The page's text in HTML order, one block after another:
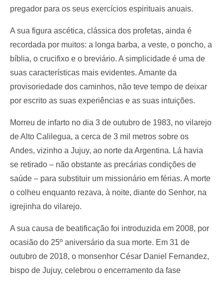
pregador para os seus exercícios espirituais anuais.
A sua figura ascética, clássica dos profetas, ainda é
recordada por muitos: a longa barba, a veste, o poncho, a
bíblia, o crucifixo e o breviário. A simplicidade é uma de
suas características mais evidentes. Amante da
provisoriedade dos caminhos, não teve tempo de deixar
por escrito as suas experiências e as suas intuições.
Morreu de infarto no dia 3 de outubro de 1983, no vilarejo
de Alto Calilegua, a cerca de 3 mil metros sobre os
Andes, vizinho a Jujuy, ao norte da Argentina. Lá havia
se retirado – não obstante as precárias condições de
saúde – para substituir um missionário em férias. A morte
o colheu enquanto rezava, à noite, diante do Senhor, na
igrejinha do vilarejo.
A sua causa de beatificação foi introduzida em 2008, por
ocasião do 25º aniversário da sua morte. Em 31 de
outubro de 2018, o monsenhor César Daniel Fernandez,
bispo de Jujuy, celebrou o encerramento da fase